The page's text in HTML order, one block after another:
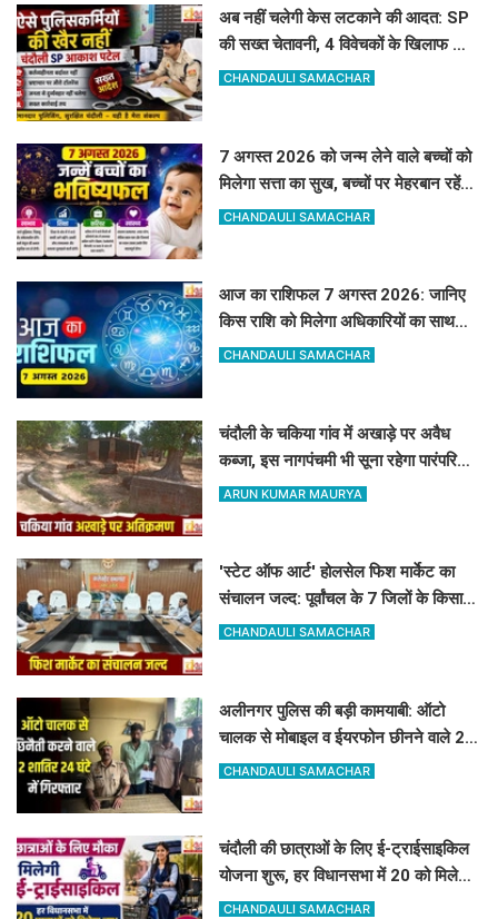
अब नहीं चलेगी केस लटकाने की आदत: SP
की सख्त चेतावनी, 4 विवेचकों के खिलाफ जांच
शुरू, 60-90 दिन पुराने मामलों का तुरंत करें
CHANDAULI SAMACHAR
7 अगस्त 2026 को जन्म लेने वाले बच्चों को
मिलेगा सत्ता का सुख, बच्चों पर मेहरबान रहेंगे
ग्रह-नक्षत्र,
CHANDAULI SAMACHAR
आज का राशिफल 7 अगस्त 2026: जानिए
किस राशि को मिलेगा अधिकारियों का साथ
और किसे रहना होगा सतर्क
CHANDAULI SAMACHAR
चंदौली के चकिया गांव में अखाड़े पर अवैध
कब्जा, इस नागपंचमी भी सूना रहेगा पारंपरिक
खेल का मैदान
ARUN KUMAR MAURYA
'स्टेट ऑफ आर्ट' होलसेल फिश मार्केट का
संचालन जल्द: पूर्वांचल के 7 जिलों के किसान
जुड़ेंगे चंदौली फिश मार्केट से
CHANDAULI SAMACHAR
अलीनगर पुलिस की बड़ी कामयाबी: ऑटो
चालक से मोबाइल व ईयरफोन छीनने वाले 2
अभियुक्त 24 घंटे में गिरफ्तार
CHANDAULI SAMACHAR
चंदौली की छात्राओं के लिए ई-ट्राईसाइकिल
योजना शुरू, हर विधानसभा में 20 को मिलेगा
लाभ
CHANDAULI SAMACHAR